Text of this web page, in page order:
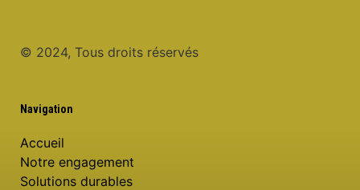
© 2024, Tous droits réservés
Navigation
Accueil
Notre engagement
Solutions durables